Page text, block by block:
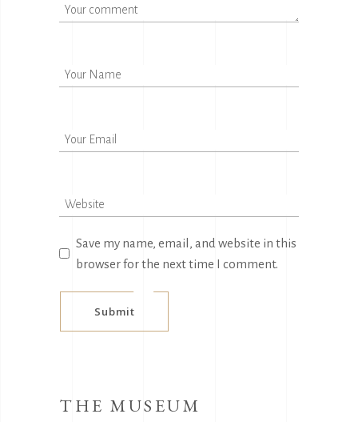
Save my name, email, and website in this
browser for the next time I comment.
Submit
THE MUSEUM